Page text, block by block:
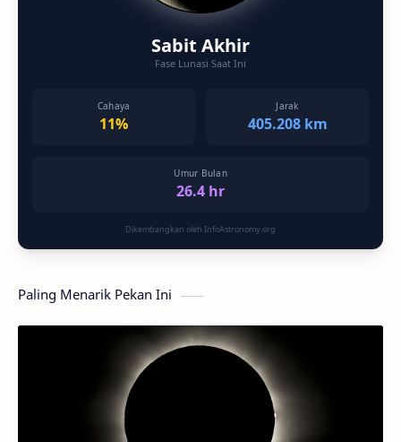
Sabit Akhir
Fase Lunasi Saat Ini
Cahaya
11%
Jarak
405.208 km
Umur Bulan
26.4 hr
Dikembangkan oleh InfoAstronomy.org
Paling Menarik Pekan Ini